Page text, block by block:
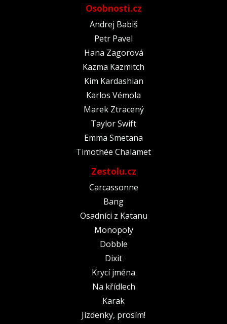
Osobnosti.cz
Andrej Babiš
Petr Pavel
Hana Zagorová
Kazma Kazmitch
Kim Kardashian
Karlos Vémola
Marek Ztracený
Taylor Swift
Emma Smetana
Timothée Chalamet
Zestolu.cz
Carcassonne
Bang
Osadníci z Katanu
Monopoly
Dobble
Dixit
Krycí jména
Na křídlech
Karak
Jízdenky, prosím!